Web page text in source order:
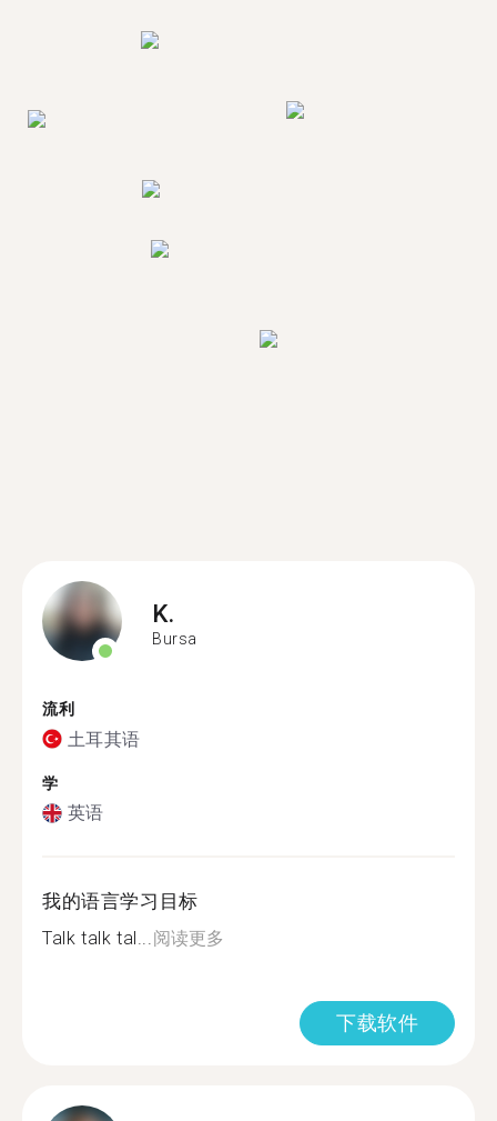
K.
Bursa
流利
土耳其语
学
英语
我的语言学习目标
Talk talk tal...阅读更多
下载软件